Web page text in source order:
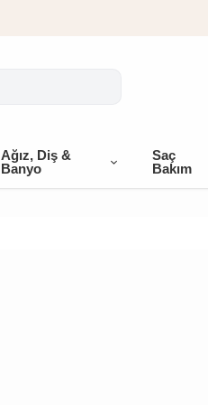
Ağız, Diş &
Banyo
Saç
Bakım